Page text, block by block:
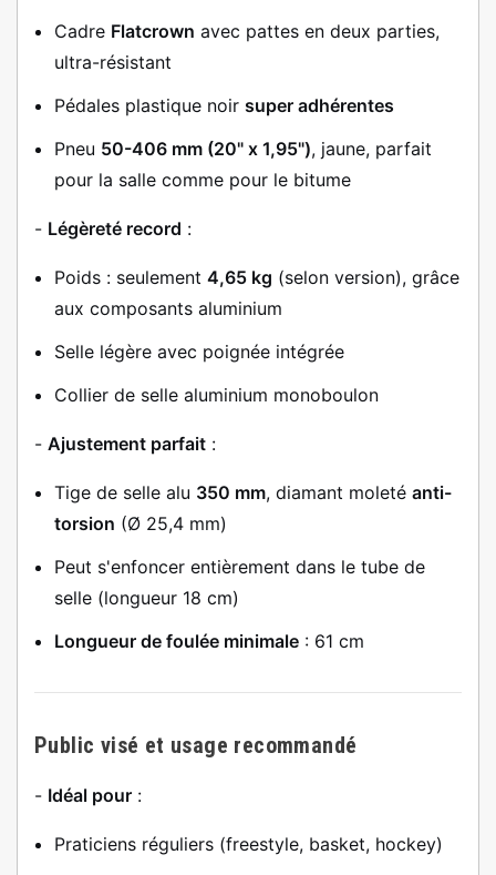
Cadre Flatcrown avec pattes en deux parties,
ultra-résistant
Pédales plastique noir super adhérentes
Pneu 50-406 mm (20" x 1,95"), jaune, parfait
pour la salle comme pour le bitume
- Légèreté record :
Poids : seulement 4,65 kg (selon version), grâce
aux composants aluminium
Selle légère avec poignée intégrée
Collier de selle aluminium monoboulon
- Ajustement parfait :
Tige de selle alu 350 mm, diamant moleté anti-
torsion (Ø 25,4 mm)
Peut s'enfoncer entièrement dans le tube de
selle (longueur 18 cm)
Longueur de foulée minimale : 61 cm
Public visé et usage recommandé
- Idéal pour :
Praticiens réguliers (freestyle, basket, hockey)